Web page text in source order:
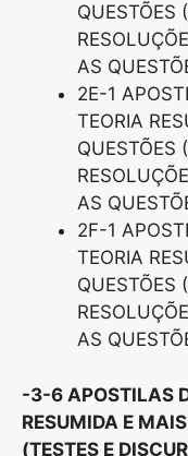
QUESTÕES
AS
2E-1
TEORIA
QUESTÕES
AS
2F-1
TEORIA
QUESTÕES
AS
-3-6 APOSTILAS
RESUMIDA E
(TESTES E